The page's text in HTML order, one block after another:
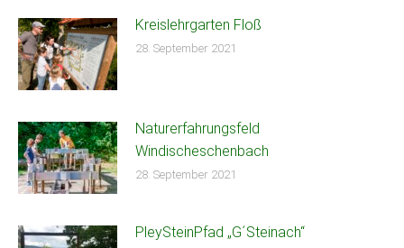
Kreislehrgarten Floß
28. September 2021
Naturerfahrungsfeld
Windischeschenbach
28. September 2021
PleySteinPfad „G´Steinach“